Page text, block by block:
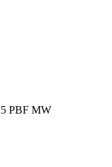
PBF MW